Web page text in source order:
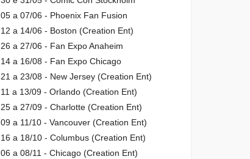
05 a 07/06 - Phoenix Fan Fusion
12 a 14/06 - Boston (Creation Ent)
26 a 27/06 - Fan Expo Anaheim
14 a 16/08 - Fan Expo Chicago
21 a 23/08 - New Jersey (Creation Ent)
11 a 13/09 - Orlando (Creation Ent)
25 a 27/09 - Charlotte (Creation Ent)
09 a 11/10 - Vancouver (Creation Ent)
16 a 18/10 - Columbus (Creation Ent)
06 a 08/11 - Chicago (Creation Ent)